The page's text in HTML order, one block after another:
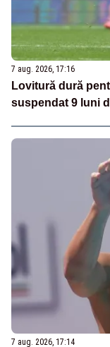
7 aug. 2026, 17:16
Lovitură dură
suspendat 9 luni
7 aug. 2026, 17:14